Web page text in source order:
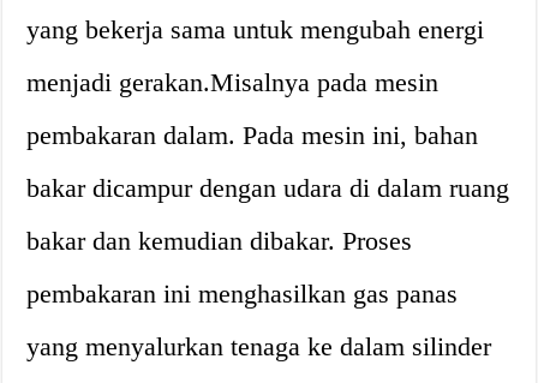
yang bekerja sama untuk mengubah energi
menjadi gerakan.Misalnya pada mesin
pembakaran dalam. Pada mesin ini, bahan
bakar dicampur dengan udara di dalam ruang
bakar dan kemudian dibakar. Proses
pembakaran ini menghasilkan gas panas
yang menyalurkan tenaga ke dalam silinder